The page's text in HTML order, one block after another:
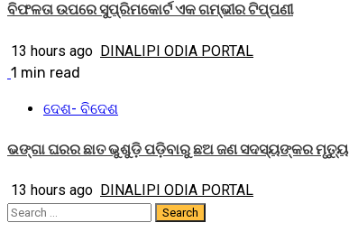
ବିଫଳତା ଉପରେ ସୁପ୍ରିମକୋର୍ଟ ଏକ ଗମ୍ଭୀର ଟିପ୍ପଣୀ
13 hours ago DINALIPI ODIA PORTAL
1 min read
ଦେଶ- ବିଦେଶ
ଭଙ୍ଗା ଘରର ଛାତ ଭୁଶୁଡ଼ି ପଡ଼ିବାରୁ ଛଅ ଜଣ ସଦସ୍ୟଙ୍କର ମୃତ୍ୟୁ
13 hours ago DINALIPI ODIA PORTAL